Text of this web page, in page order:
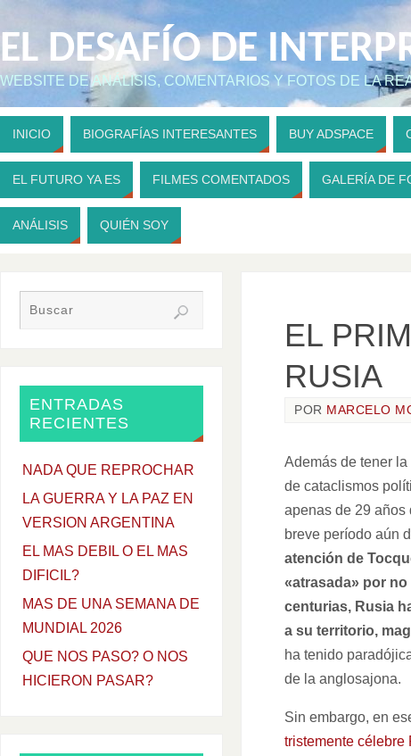
EL DESAFÍO DE
WEBSITE DE ANÁLISIS, COMENTARIOS Y FOTOS DE LA
INICIO BIOGRAFÍAS INTERESANTES BUY ADSPACE
EL FUTURO YA ES FILMES COMENTADOS GALERÍA DE
ANÁLISIS QUIÉN SOY
EL
RUSIA
POR MARCELO
Además de tener
de cataclismos
apenas de 29 años
breve período aún
atención de
«atrasada» por
centurias, Rusia
a su territorio,
ha tenido
de la anglosajona.
Sin embargo, en
tristemente célebre
ENTRADAS
RECIENTES
NADA QUE REPROCHAR
LA GUERRA Y LA PAZ EN
VERSION ARGENTINA
EL MAS DEBIL O EL MAS
DIFICIL?
MAS DE UNA SEMANA DE
MUNDIAL 2026
QUE NOS PASO? O NOS
HICIERON PASAR?